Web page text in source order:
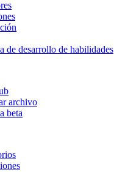
en múltiples plataformas
de desarrollo de habilidades
archivo
beta